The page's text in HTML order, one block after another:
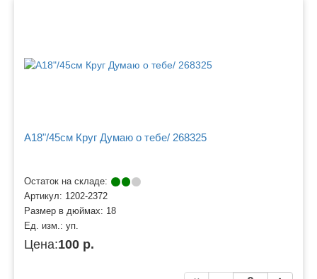
A18"/45см Круг Думаю о тебе/ 268325
Остаток на складе:
Артикул: 1202-2372
Размер в дюймах: 18
Ед. изм.: уп.
Цена:100 р.